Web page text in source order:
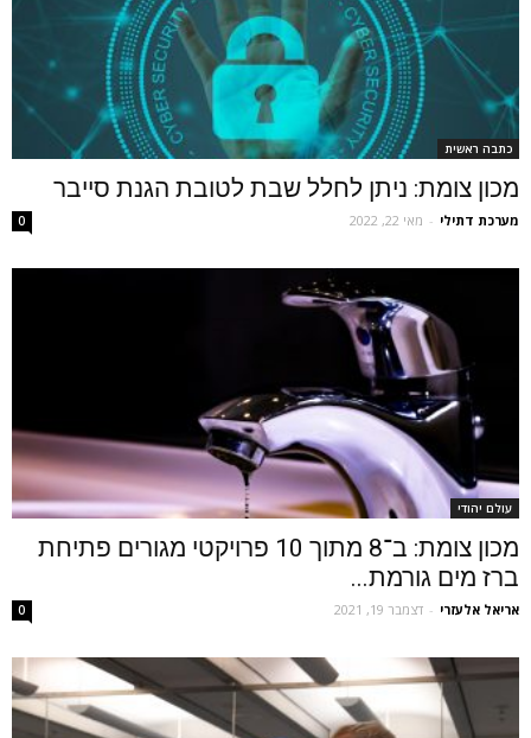
כתבה ראשית
מכון צומת: ניתן לחלל שבת לטובת הגנת סייבר
מערכת דתילי - מאי 22, 2022 0
עולם יהודי
מכון צומת: ב־8 מתוך 10 פרויקטי מגורים פתיחת
ברז מים גורמת...
אריאל אלעזרי - דצמבר 19, 2021 0